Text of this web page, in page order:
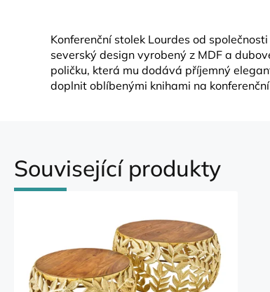
Související produkty
Konferenční stolek Lourdes od
severský design vyrobený z MDF a
poličku, která mu dodává příjemný
doplnit oblíbenými knihami na